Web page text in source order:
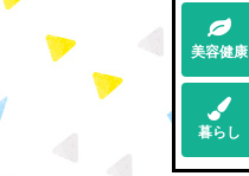
美容健康
暮らし